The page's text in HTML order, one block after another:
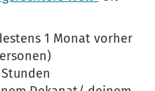
1 Monat vorher